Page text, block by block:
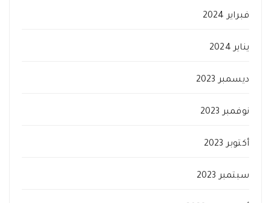
فبراير 2024
يناير 2024
ديسمبر 2023
نوفمبر 2023
أكتوبر 2023
سبتمبر 2023